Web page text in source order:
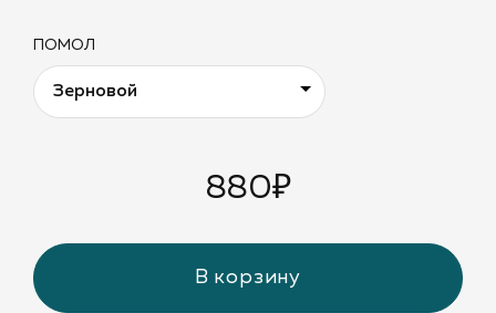
ПОМОЛ
880₽
В корзину